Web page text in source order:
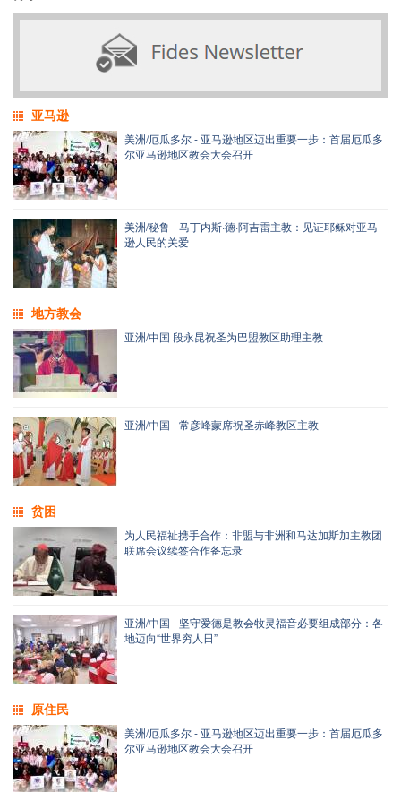
亚马逊
美洲/厄瓜多尔 - 亚马逊地区迈出重要一步：首届厄瓜多
尔亚马逊地区教会大会召开
美洲/秘鲁 - 马丁内斯·德·阿吉雷主教：见证耶稣对亚马
逊人民的关爱
地方教会
亚洲/中国 段永昆祝圣为巴盟教区助理主教
亚洲/中国 - 常彦峰蒙席祝圣赤峰教区主教
贫困
为人民福祉携手合作：非盟与非洲和马达加斯加主教团
联席会议续签合作备忘录
亚洲/中国 - 坚守爱德是教会牧灵福音必要组成部分：各
地迈向“世界穷人日”
原住民
美洲/厄瓜多尔 - 亚马逊地区迈出重要一步：首届厄瓜多
尔亚马逊地区教会大会召开